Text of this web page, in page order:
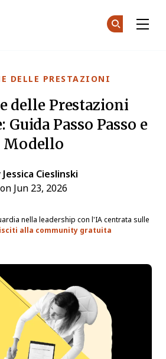
DELLE PRESTAZIONI
delle Prestazioni
Passo Passo e
Modello
Jessica Cieslinski
on Jun 23, 2026
nella leadership con l'IA centrata sulle
alla community gratuita